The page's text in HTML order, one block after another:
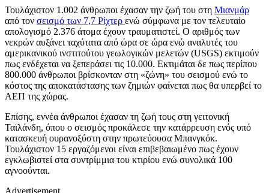
Τουλάχιστον 1.002 άνθρωποι έχασαν την ζωή του στη Μιανμάρ
από τον σεισμό των 7,7 Ρίχτερ ενώ σύμφωνα με τον τελευταίο
απολογισμό 2.376 άτομα έχουν τραυματιστεί. Ο αριθμός των
νεκρών αυξάνει ταχύτατα από ώρα σε ώρα ενώ αναλυτές του
αμερικανικού ινστιτούτου γεωλογικών μελετών (USGS) εκτιμούν
πως ενδέχεται να ξεπεράσει τις 10.000. Εκτιμάται δε πως περίπου
800.000 άνθρωποι βρίσκονταν στη «ζώνη» του σεισμού ενώ το
κόστος της αποκατάστασης των ζημιών φαίνεται πως θα υπερβεί το
ΑΕΠ της χώρας.
Επίσης, εννέα άνθρωποι έχασαν τη ζωή τους στη γειτονική
Ταϊλάνδη, όπου ο σεισμός προκάλεσε την κατάρρευση ενός υπό
κατασκευή ουρανοξύστη στην πρωτεύουσα Μπανγκόκ.
Τουλάχιστον 15 εργαζόμενοι είναι επιβεβαιωμένο πως έχουν
εγκλωβιστεί στα συντρίμμια του κτιρίου ενώ συνολικά 100
αγνοούνται.
Advertisement